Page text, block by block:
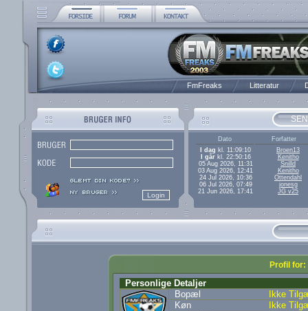
FmFreaks Litteratur
Dato
Forfatter
I dag kl. 11:09:10
Broen13
I gårkl. 22:50:16
Kenitho
05 Aug 2026, 11:31
Snilld
03 Aug 2026, 12:41
Kenitho
24 Jul 2026, 10:36
Ottendahl
06 Jul 2026, 07:49
jonesg
21 Jun 2026, 17:41
JG v25
Profil for:
Personlige Detaljer
Bopæl
Ikke
Køn
Ikke